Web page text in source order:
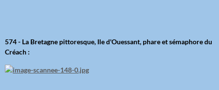
574 - La Bretagne pittoresque, Ile d'Ouessant, phare et sémaphore du
Créach :